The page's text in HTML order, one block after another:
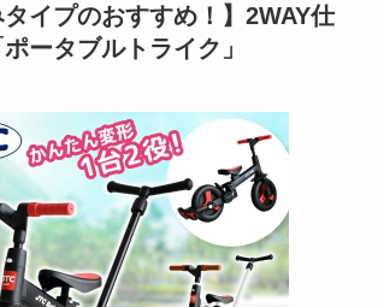
タイプのおすすめ！】2WAY仕
ータブルトライク」